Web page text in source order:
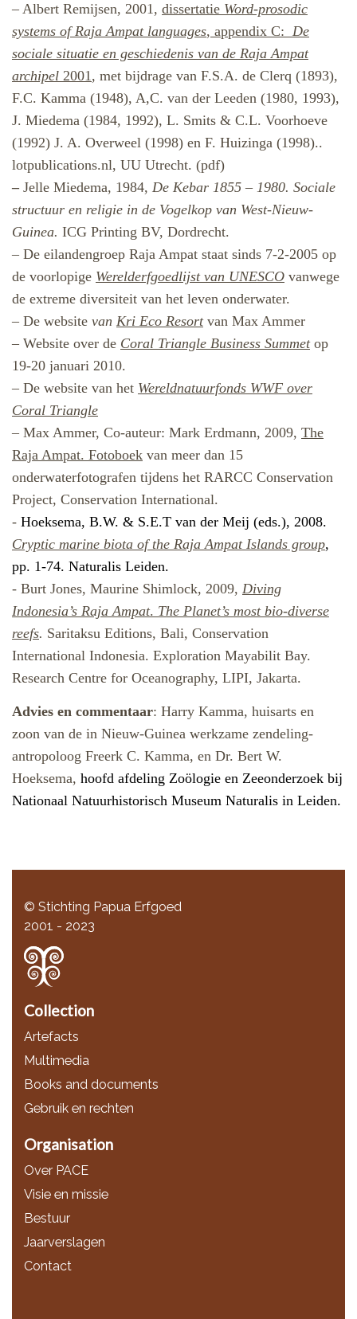
– Albert Remijsen, 2001, dissertatie Word-prosodic
systems of Raja Ampat languages, appendix C: De
sociale situatie en geschiedenis van de Raja Ampat
archipel 2001, met bijdrage van F.S.A. de Clerq (1893),
F.C. Kamma (1948), A,C. van der Leeden (1980, 1993),
J. Miedema (1984, 1992), L. Smits & C.L. Voorhoeve
(1992) J. A. Overweel (1998) en F. Huizinga (1998)..
lotpublications.nl, UU Utrecht. (pdf)
– Jelle Miedema, 1984, De Kebar 1855 – 1980. Sociale
structuur en religie in de Vogelkop van West-Nieuw-
Guinea. ICG Printing BV, Dordrecht.
– De eilandengroep Raja Ampat staat sinds 7-2-2005 op
de voorlopige Werelderfgoedlijst van UNESCO vanwege
de extreme diversiteit van het leven onderwater.
– De website van Kri Eco Resortvan Max Ammer
– Website over de Coral Triangle Business Summetop
19-20 januari 2010.
– De website van het Wereldnatuurfonds WWF over
Coral Triangle
– Max Ammer, Co-auteur: Mark Erdmann, 2009, The
Raja Ampat. Fotoboek van meer dan 15
onderwaterfotografen tijdens het RARCC Conservation
Project, Conservation International.
- Hoeksema, B.W. & S.E.T van der Meij (eds.), 2008.
Cryptic marine biota of the Raja Ampat Islands group,
pp. 1-74. Naturalis Leiden.
- Burt Jones, Maurine Shimlock, 2009, Diving
Indonesia’s Raja Ampat. The Planet’s most bio-diverse
reefs. Saritaksu Editions, Bali, Conservation
International Indonesia. Exploration Mayabilit Bay.
Research Centre for Oceanography, LIPI, Jakarta.
Advies en commentaar: Harry Kamma, huisarts en
zoon van de in Nieuw-Guinea werkzame zendeling-
antropoloog Freerk C. Kamma, en Dr. Bert W.
Hoeksema, hoofd afdeling Zoölogie en Zeeonderzoek bij
Nationaal Natuurhistorisch Museum Naturalis in Leiden.
© Stichting Papua Erfgoed
2001 - 2023
Collection
Artefacts
Multimedia
Books and documents
Gebruik en rechten
Organisation
Over PACE
Visie en missie
Bestuur
Jaarverslagen
Contact